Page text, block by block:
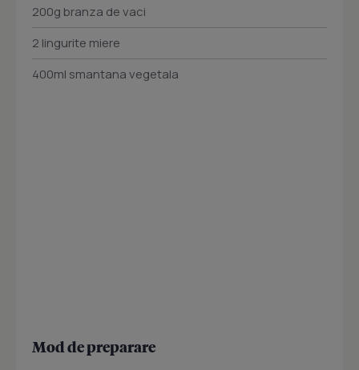
200g branza de vaci
2 lingurite miere
400ml smantana vegetala
Mod de preparare